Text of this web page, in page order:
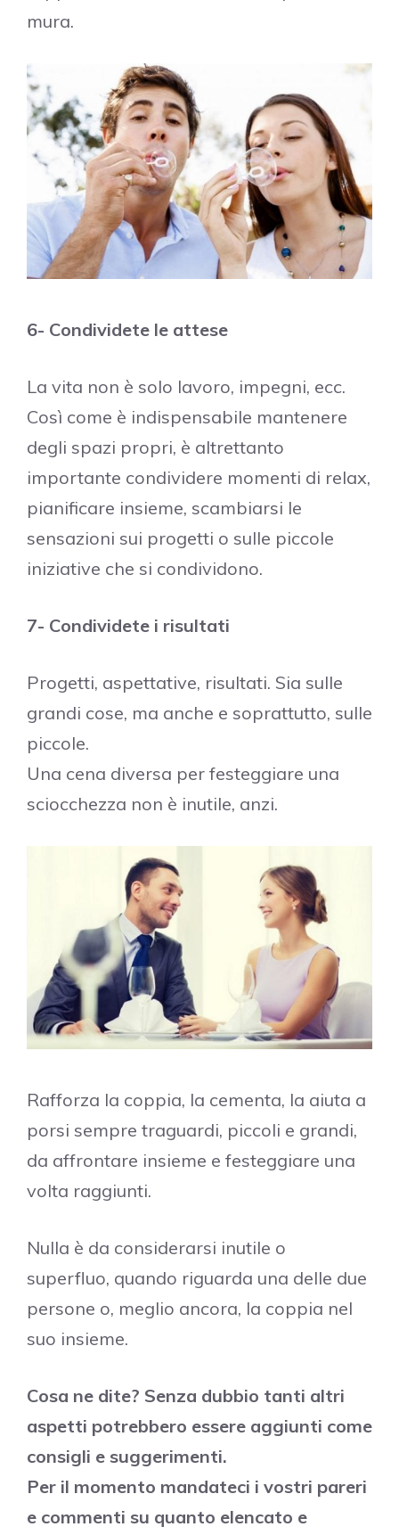
mura.
6- Condividete le attese
La vita non è solo lavoro, impegni, ecc.
Così come è indispensabile mantenere
degli spazi propri, è altrettanto
importante condividere momenti di relax,
pianificare insieme, scambiarsi le
sensazioni sui progetti o sulle piccole
iniziative che si condividono.
7- Condividete i risultati
Progetti, aspettative, risultati. Sia sulle
grandi cose, ma anche e soprattutto, sulle
piccole.
Una cena diversa per festeggiare una
sciocchezza non è inutile, anzi.
Rafforza la coppia, la cementa, la aiuta a
porsi sempre traguardi, piccoli e grandi,
da affrontare insieme e festeggiare una
volta raggiunti.
Nulla è da considerarsi inutile o
superfluo, quando riguarda una delle due
persone o, meglio ancora, la coppia nel
suo insieme.
Cosa ne dite? Senza dubbio tanti altri
aspetti potrebbero essere aggiunti come
consigli e suggerimenti.
Per il momento mandateci i vostri pareri
e commenti su quanto elencato e